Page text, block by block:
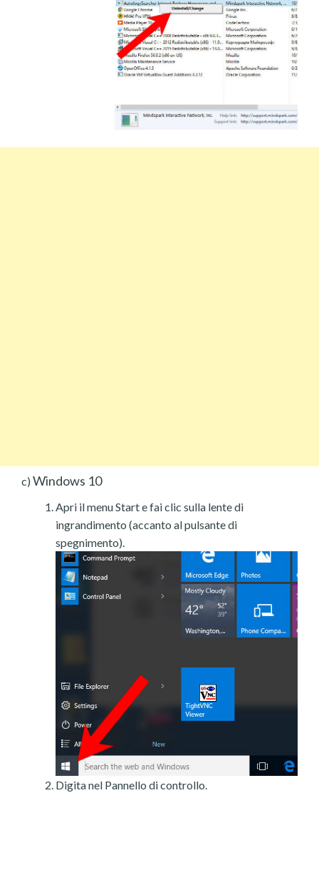
c) Windows 10
Apri il menu Start e fai clic sulla lente di
ingrandimento (accanto al pulsante di
spegnimento).
Digita nel Pannello di controllo.